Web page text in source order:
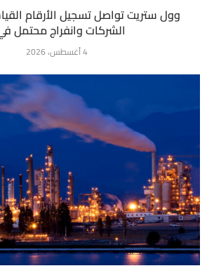
وول ستريت تواصل تسجيل الأرقام
الشركات وانفراج محتمل
4 أغسطس، 2026